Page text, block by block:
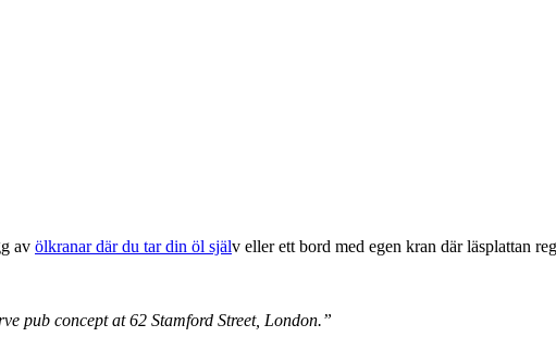
av ölkranar där du tar din öl själv eller ett bord med egen kran där läsplattan
pub concept at 62 Stamford Street, London.”